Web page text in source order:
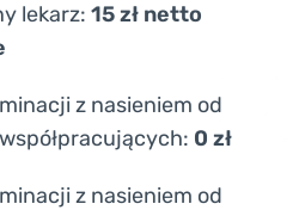
lekarz: 15 zł netto
z nasieniem od
0 zł
z nasieniem od